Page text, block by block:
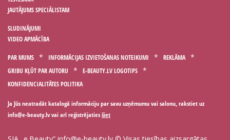
JAUTĀJUMS SPECIĀLISTAM
SLUDINĀJUMI
VIDEO APMĀCĪBA
PAR MUMS INFORMĀCIJAS IZVIETOŠANAS NOTEIKUMI
REKLĀMA
GRIBU KĻŪT PAR AUTORU
E-BEAUTY.LV LOGOTIPS
KONFIDENCIALITĀTES POLITIKA
Ja Jūs neatradāt katalogā informāciju par savu uzņēmumu vai salonu, rakstiet uz
vai arī reģistrējatiesšiet